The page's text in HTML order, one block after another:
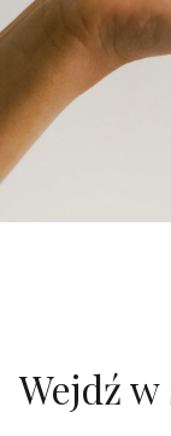
Wejdź